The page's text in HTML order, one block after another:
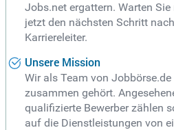
Jobs.net ergattern. Warten
jetzt den nächsten Schritt
Karriereleiter.
Unsere Mission
Wir als Team von
zusammen gehört.
qualifizierte Bewerber zählen
auf die Dienstleistungen von